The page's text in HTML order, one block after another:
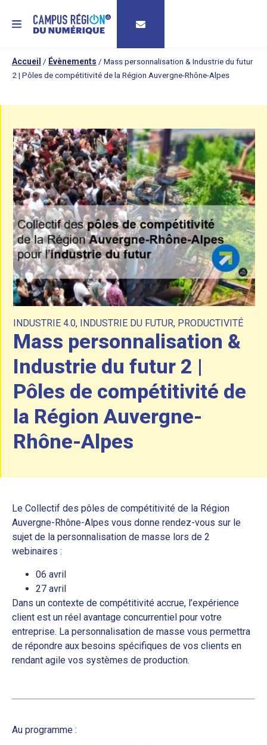
MENU
Accueil / Évènements / Mass personnalisation & Industrie du futur
2 | Pôles de compétitivité de la Région Auvergne-Rhône-Alpes
INDUSTRIE 4.0, INDUSTRIE DU FUTUR, PRODUCTIVITÉ
Mass personnalisation &
Industrie du futur 2 |
Pôles de compétitivité de
la Région Auvergne-
Rhône-Alpes
Le Collectif des pôles de compétitivité de la Région
Auvergne-Rhône-Alpes vous donne rendez-vous sur le
sujet de la personnalisation de masse lors de 2
webinaires :
06 avril
27 avril
Dans un contexte de compétitivité accrue, l’expérience
client est un réel avantage concurrentiel pour votre
entreprise. La personnalisation de masse vous permettra
de répondre aux besoins spécifiques de vos clients en
rendant agile vos systèmes de production.
Au programme :